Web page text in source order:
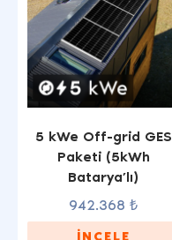
5 kWe Off-grid GES
Paketi (5kWh
Batarya’lı)
942.368 ₺
İNCELE